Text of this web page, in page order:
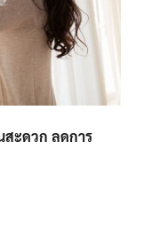
สะดวก ลดการ